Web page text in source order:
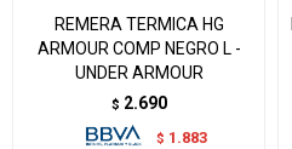
REMERA TERMICA HG
ARMOUR COMP NEGRO L -
UNDER ARMOUR
$ 2.690
$ 1.883